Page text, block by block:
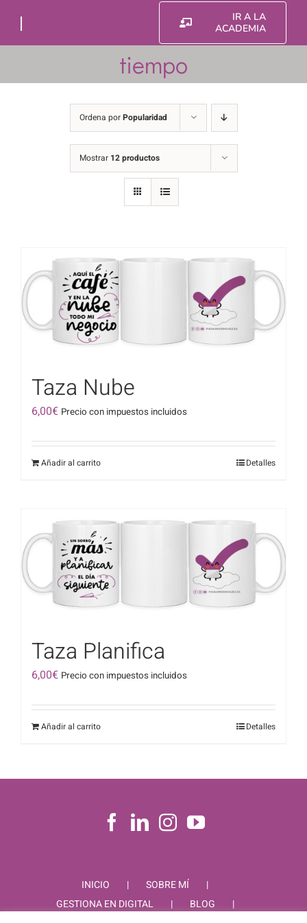
contenido
IR A LA
ACADEMIA
tiempo
Ordena porPopularidad
Mostrar 12 productos
Taza Nube
6,00€ Precio con impuestos incluidos
Añadir al carrito Detalles
Taza Planifica
6,00€ Precio con impuestos incluidos
Añadir al carrito Detalles
INICIO
SOBRE MÍ
GESTIONA EN DIGITAL
BLOG